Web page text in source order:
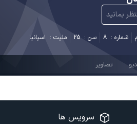
بمانید
شماره : 8 سن : 25 ملیت : اسپانیا
8 تصاویر
سرویس ها